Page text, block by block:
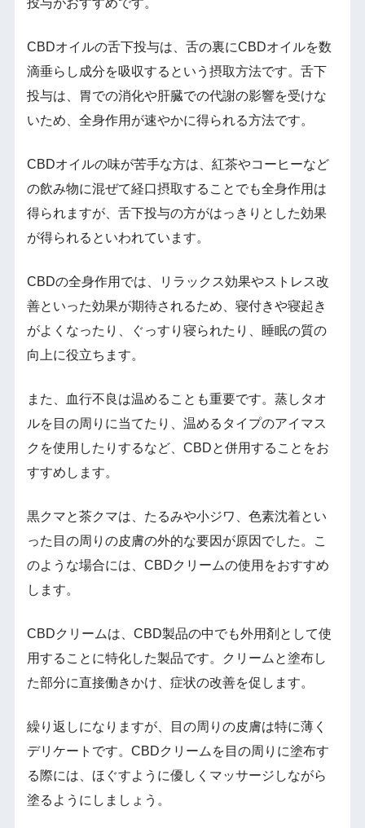
CBDオイルの舌下投与は、舌の裏にCBDオイルを数
滴垂らし成分を吸収するという摂取方法です。舌下
投与は、胃での消化や肝臓での代謝の影響を受けな
いため、全身作用が速やかに得られる方法です。
CBDオイルの味が苦手な方は、紅茶やコーヒーなど
の飲み物に混ぜて経口摂取することでも全身作用は
得られますが、舌下投与の方がはっきりとした効果
が得られるといわれています。
CBDの全身作用では、リラックス効果やストレス改
善といった効果が期待されるため、寝付きや寝起き
がよくなったり、ぐっすり寝られたり、睡眠の質の
向上に役立ちます。
また、血行不良は温めることも重要です。蒸しタオ
ルを目の周りに当てたり、温めるタイプのアイマス
クを使用したりするなど、CBDと併用することをお
すすめします。
黒クマと茶クマは、たるみや小ジワ、色素沈着とい
った目の周りの皮膚の外的な要因が原因でした。こ
のような場合には、CBDクリームの使用をおすすめ
します。
CBDクリームは、CBD製品の中でも外用剤として使
用することに特化した製品です。クリームと塗布し
た部分に直接働きかけ、症状の改善を促します。
繰り返しになりますが、目の周りの皮膚は特に薄く
デリケートです。CBDクリームを目の周りに塗布す
る際には、ほぐすように優しくマッサージしながら
塗るようにしましょう。